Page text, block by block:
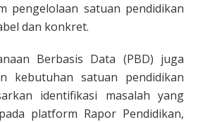
pengelolaan satuan pendidikan
dan konkret.
Berbasis Data (PBD) juga
kebutuhan satuan pendidikan
identifikasi masalah yang
platform Rapor Pendidikan,